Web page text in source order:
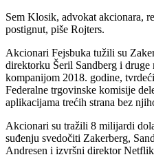
Sem Klosik, advokat akcionara,
postignut, piše Rojters.
Akcionari Fejsbuka tužili su
direktorku Šeril Sandberg i druge
kompanijom 2018. godine,
Federalne trgovinske komisije
aplikacijama trećih strana bez
Akcionari su tražili 8 milijardi
suđenju svedočiti Zakerberg,
Andresen i izvršni direktor